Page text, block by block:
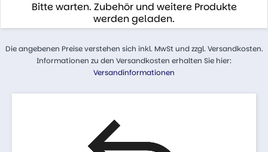
Bitte warten. Zubehör und weitere Produkte
werden geladen.
Die angebenen Preise verstehen sich inkl. MwSt und zzgl. Versandkosten.
Informationen zu den Versandkosten erhalten Sie hier:
Versandinformationen